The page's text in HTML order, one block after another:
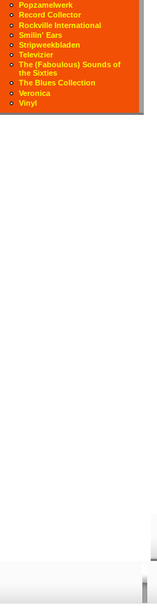
Popzamelwerk
Record Collector
Rockville International
Smilin' Ears
Stripweekbladen
Televizier
The (Faboulous) Sounds of
the Sixties
The Blues Collection
Veronica
Vinyl